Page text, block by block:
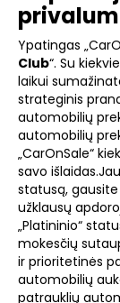
Ypatingas
Club“. Su
laikui
strateginis
automobilių
automobilių
„CarOnSale“
savo
statusą,
užklausų
„Platininio“
mokesčių
ir prioritetinės
automobilių
patrauklių